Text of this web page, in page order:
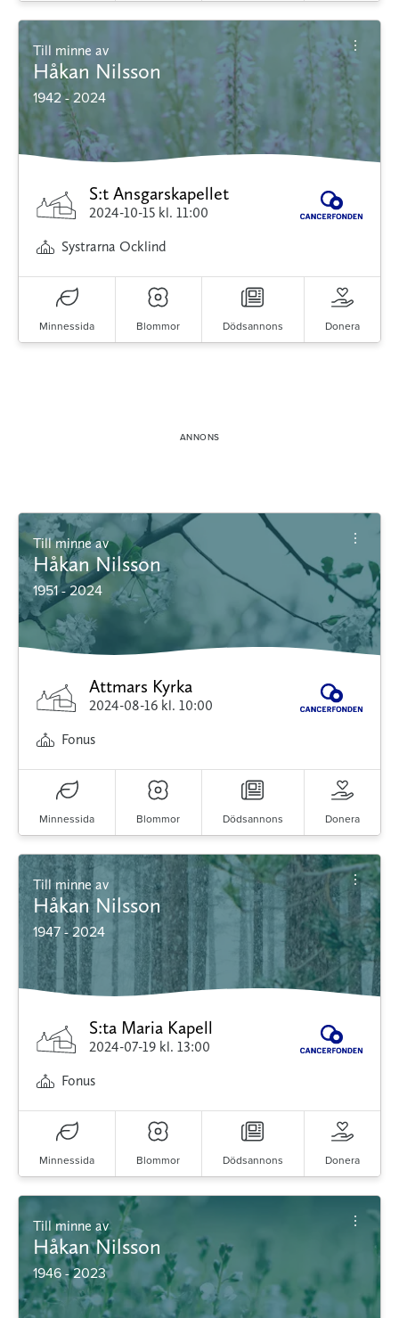
Till minne av
Håkan Nilsson
1942 - 2024
S:t Ansgarskapellet
2024-10-15 kl. 11:00
Systrarna Ocklind
Minnessida Blommor Dödsannons Donera
Till minne av
Håkan Nilsson
1951 - 2024
Attmars Kyrka
2024-08-16 kl. 10:00
Fonus
Minnessida Blommor Dödsannons Donera
Till minne av
Håkan Nilsson
1947 - 2024
S:ta Maria Kapell
2024-07-19 kl. 13:00
Fonus
Minnessida Blommor Dödsannons Donera
Till minne av
Håkan Nilsson
1946 - 2023